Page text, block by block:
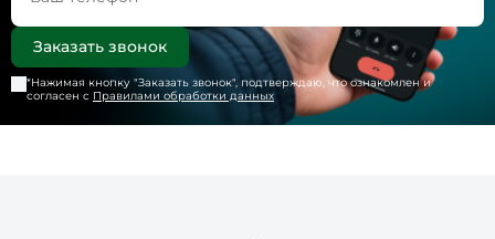
*Нажимая кнопку "Заказать звонок", подтверждаю, что ознакомлен и
согласен с Правилами обработки данных